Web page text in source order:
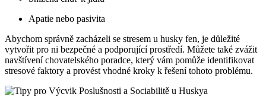
Apatie nebo pasivita
Abychom správně zacházeli se stresem u husky fen, je důležité
vytvořit pro ni bezpečné a podporující prostředí. Můžete také zvážit
navštívení chovatelského poradce, který vám pomůže identifikovat
stresové faktory a provést vhodné kroky k řešení tohoto problému.